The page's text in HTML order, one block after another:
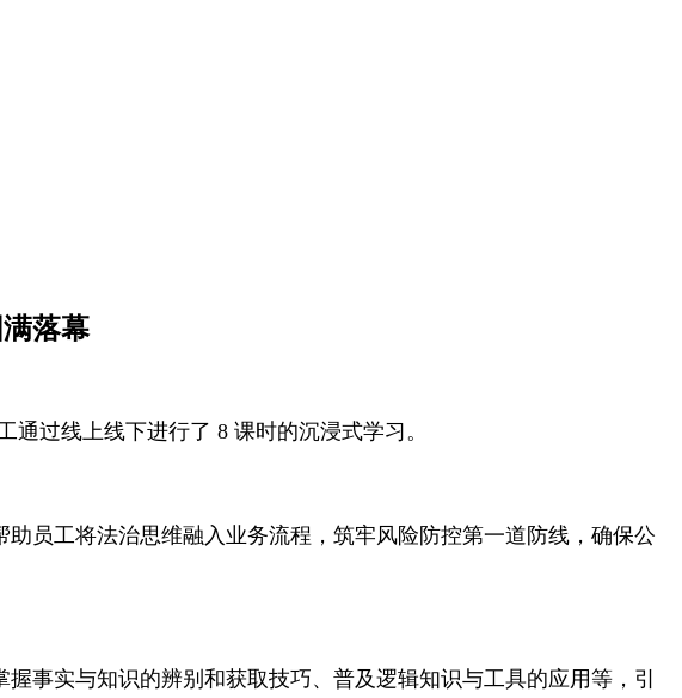
落幕
过线上线下进行了 8 课时的沉浸式学习。
员工将法治思维融入业务流程，筑牢风险防控第一道防线，确保公
事实与知识的辨别和获取技巧、普及逻辑知识与工具的应用等，引